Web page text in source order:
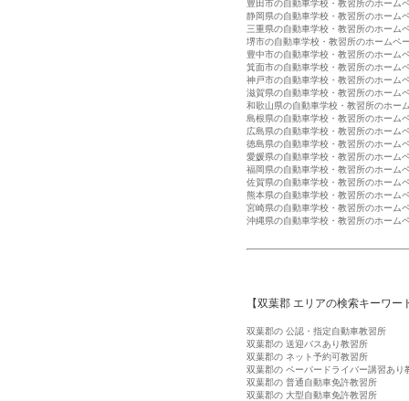
豊田市の自動車学校・教習所のホーム
静岡県の自動車学校・教習所のホーム
三重県の自動車学校・教習所のホーム
堺市の自動車学校・教習所のホームペ
豊中市の自動車学校・教習所のホーム
箕面市の自動車学校・教習所のホーム
神戸市の自動車学校・教習所のホーム
滋賀県の自動車学校・教習所のホーム
和歌山県の自動車学校・教習所のホー
島根県の自動車学校・教習所のホーム
広島県の自動車学校・教習所のホーム
徳島県の自動車学校・教習所のホーム
愛媛県の自動車学校・教習所のホーム
福岡県の自動車学校・教習所のホーム
佐賀県の自動車学校・教習所のホーム
熊本県の自動車学校・教習所のホーム
宮崎県の自動車学校・教習所のホーム
沖縄県の自動車学校・教習所のホーム
【双葉郡 エリアの検索キーワ
双葉郡の 公認・指定自動車教習所
双葉郡の 送迎バスあり教習所
双葉郡の ネット予約可教習所
双葉郡の ペーパードライバー講習あり
双葉郡の 普通自動車免許教習所
双葉郡の 大型自動車免許教習所